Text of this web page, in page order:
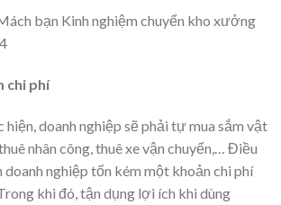
bạn Kinh nghiệm chuyển kho xưởng
chi phí
doanh nghiệp sẽ phải tự mua sắm vật
nhân công, thuê xe vận chuyển,… Điều
doanh nghiệp tốn kém một khoản chi phí
khi đó, tận dụng lợi ích khi dùng